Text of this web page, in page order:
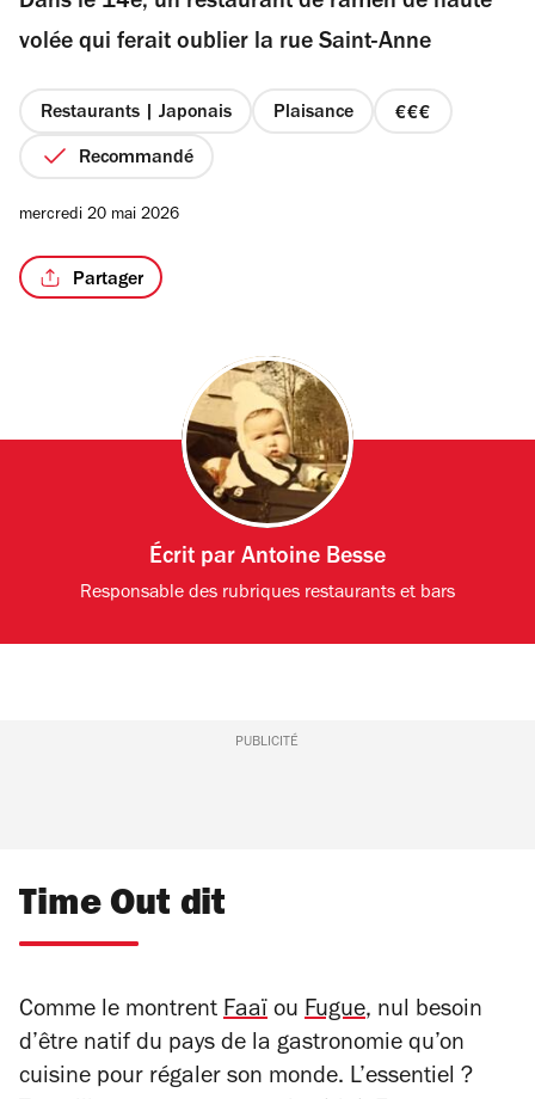
étoiles
volée qui ferait oublier la rue Saint-Anne
Restaurants | Japonais Plaisance
prix
Recommandé
mercredi 20 mai 2026
Partager
Écrit par Antoine Besse
Responsable des rubriques restaurants et bars
PUBLICITÉ
Time Out dit
Comme le montrent Faaï ou Fugue, nul besoin
d’être natif du pays de la gastronomie qu’on
cuisine pour régaler son monde. L’essentiel ?